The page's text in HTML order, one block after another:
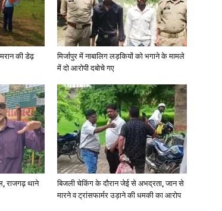
Hindi,
Today
Hindi
की डेढ़
मिर्जापुर में नाबालिग लड़कियों को भगाने के मामले
में दो आरोपी दबोचे गए
राजगढ़ थाने
बिजली चेकिंग के दौरान जेई से अभद्रता, जान से
मारने व ट्रांसफार्मर उड़ाने की धमकी का आरोप